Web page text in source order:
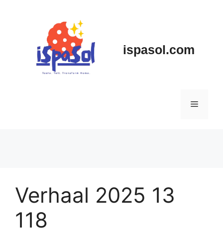
ispasol.com
Menu
Verhaal 2025 13
118